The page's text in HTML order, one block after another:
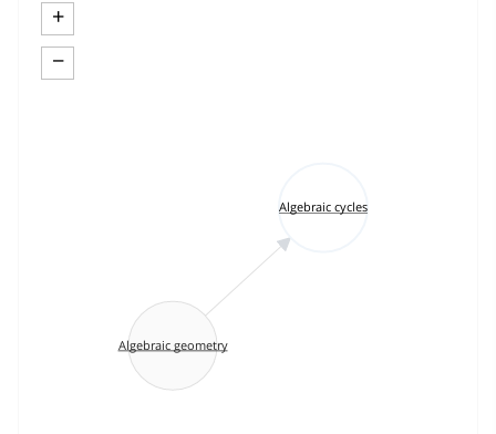
+
−
Algebraic cycles
Algebraic geometry